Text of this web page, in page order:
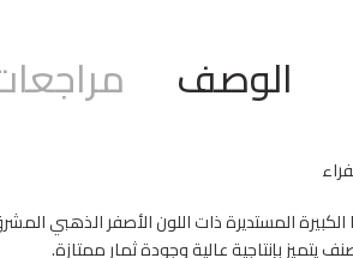
الوصف
المستديرة ذات اللون الأصفر الذهبي
يتميز بإنتاجية عالية وجودة ثمار ممتازة.